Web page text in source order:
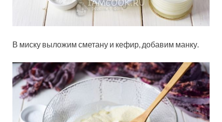
В миску выложим сметану и кефир, добавим манку.